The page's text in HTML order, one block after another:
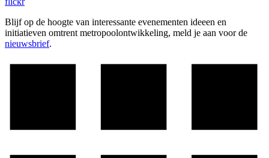
Blijf op de hoogte van interessante evenementen ideeen en
initiatieven omtrent metropoolontwikkeling, meld je aan voor de
nieuwsbrief.